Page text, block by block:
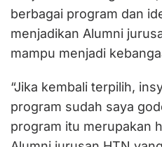
berbagai program dan
menjadikan Alumni
mampu menjadi
“Jika kembali terpilih,
program sudah saya
program itu merupakan